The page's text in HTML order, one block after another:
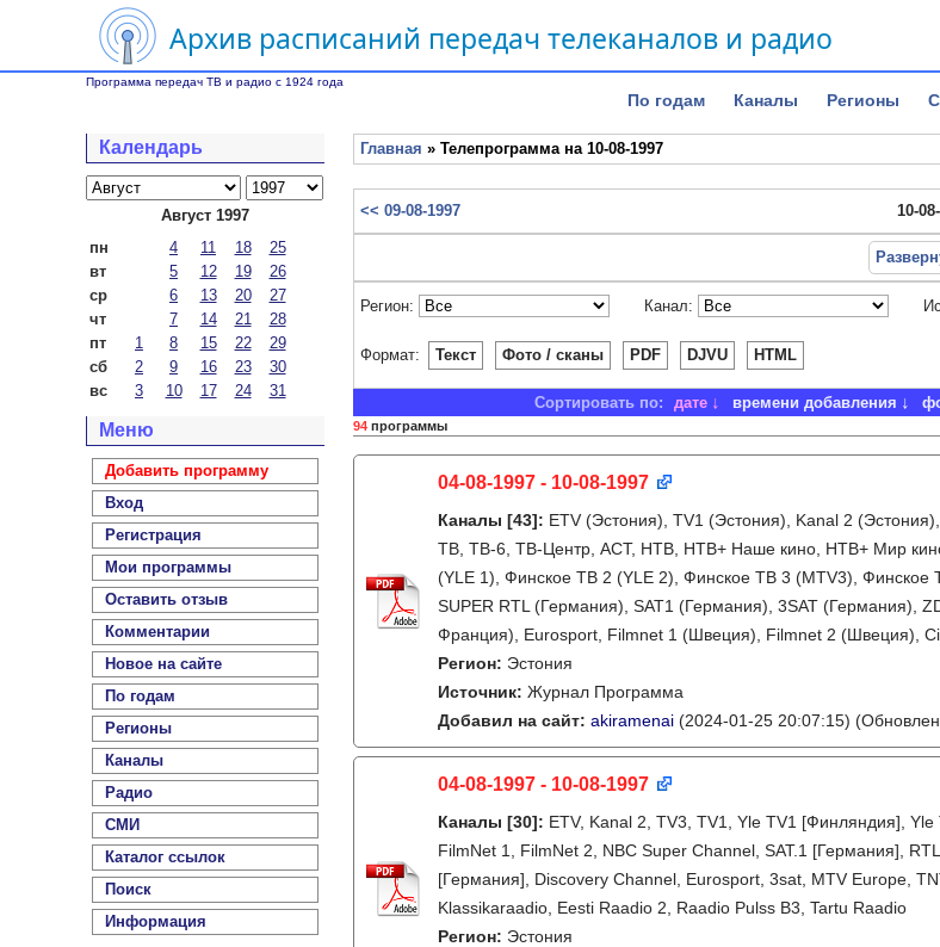
Архив расписаний передач телеканалов и радио
Программа передач ТВ и радио с 1924 года
По годам Каналы Регионы
Календарь
Август 1997
пн
4 11 18
25
вт
5 12 19
26
ср
6 13 20
27
чт
7 14 21
28
пт
1 8 15 22
29
сб
2 9 16 23
30
вс
3 10 17 24 31
Меню
Добавить программу
Вход
Регистрация
Мои программы
Оставить отзыв
Комментарии
Новое на сайте
По годам
Регионы
Каналы
Радио
СМИ
Каталог ссылок
Поиск
Информация
Главная » Телепрограмма на 10-08-1997
<< 09-08-1997 10-
Регион: Канал:
Формат: Текст Фото / сканы PDF DJVU HTML
Сортировать по: дате времени добавления
94 программы
04-08-1997 - 10-08-1997
Каналы [43]: ETV (Эстония), TV1 (Эстония), Kanal 2
ТВ, ТВ-6, ТВ-Центр, АСТ, НТВ, НТВ+ Наше кино, НТВ+ Мир
(YLE 1), Финское ТВ 2 (YLE 2), Финское ТВ 3 (MTV3),
SUPER RTL (Германия), SAT1 (Германия), 3SAT (Германия),
Франция), Eurosport, Filmnet 1 (Швеция), Filmnet 2 (Швеция),
Регион: Эстония
Источник: Журнал Программа
Добавил на сайт: akiramenai (2024-01-25 20:07:15)
04-08-1997 - 10-08-1997
Каналы [30]: ETV, Kanal 2, TV3, TV1, Yle TV1 [Финляндия],
FilmNet 1, FilmNet 2, NBC Super Channel, SAT.1 [Германия],
[Германия], Discovery Channel, Eurosport, 3sat, MTV Europe,
Klassikaraadio, Eesti Raadio 2, Raadio Pulss B3, Tartu Raadio
Регион: Эстония